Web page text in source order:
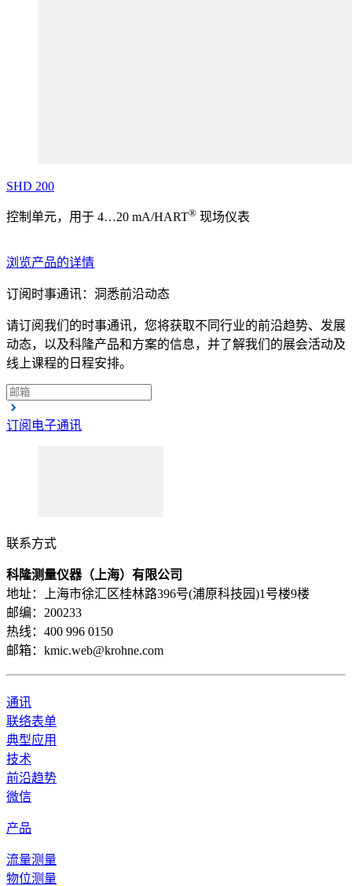
SHD 200
控制单元，用于 4…20 mA/HART® 现场仪表
浏览产品的详情
订阅时事通讯：洞悉前沿动态
请订阅我们的时事通讯，您将获取不同行业的前沿趋势、发展
动态，以及科隆产品和方案的信息，并了解我们的展会活动及
线上课程的日程安排。
订阅电子通讯
联系方式
科隆测量仪器（上海）有限公司
地址：上海市徐汇区桂林路396号(浦原科技园)1号楼9楼
邮编：200233
热线：400 996 0150
邮箱：kmic.web@krohne.com
通讯
联络表单
典型应用
技术
前沿趋势
微信
产品
流量测量
物位测量